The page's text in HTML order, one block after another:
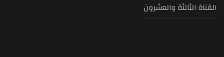
القناة الثالثة والعشرون